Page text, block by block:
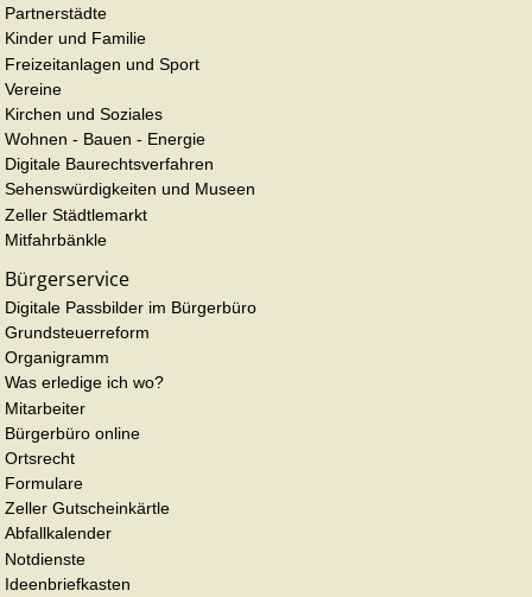
Partnerstädte
Kinder und Familie
Freizeitanlagen und Sport
Vereine
Kirchen und Soziales
Wohnen - Bauen - Energie
Digitale Baurechtsverfahren
Sehenswürdigkeiten und Museen
Zeller Städtlemarkt
Mitfahrbänkle
Bürgerservice
Digitale Passbilder im Bürgerbüro
Grundsteuerreform
Organigramm
Was erledige ich wo?
Mitarbeiter
Bürgerbüro online
Ortsrecht
Formulare
Zeller Gutscheinkärtle
Abfallkalender
Notdienste
Ideenbriefkasten